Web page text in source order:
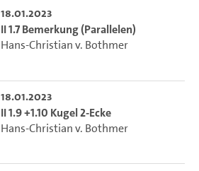
18.01.2023
II 1.7 Bemerkung (Parallelen)
Hans-Christian v. Bothmer
18.01.2023
II 1.9 +1.10 Kugel 2-Ecke
Hans-Christian v. Bothmer